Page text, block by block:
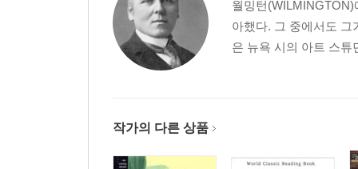
제3장 진정한 두 연인의 결혼
제1장 로빈 후드, 비참한 기사를 돕다
제6부
제1장 리틀 존, 탁발수사로 변장하다
월밍턴
아했다. 그 중에서도
은 뉴욕 시의 아트 스튜
작가의 다른 상품